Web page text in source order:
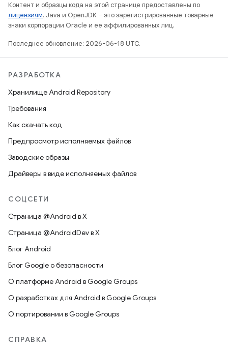
Контент и образцы кода на этой странице предоставлены по
лицензиям. Java и OpenJDK – это зарегистрированные товарные
знаки корпорации Oracle и ее аффилированных лиц.
Последнее обновление: 2026-06-18 UTC.
РАЗРАБОТКА
Хранилище Android Repository
Требования
Как скачать код
Предпросмотр исполняемых файлов
Заводские образы
Драйверы в виде исполняемых файлов
СОЦСЕТИ
Страница @Android в X
Страница @AndroidDev в X
Блог Android
Блог Google о безопасности
О платформе Android в Google Groups
О разработках для Android в Google Groups
О портировании в Google Groups
СПРАВКА